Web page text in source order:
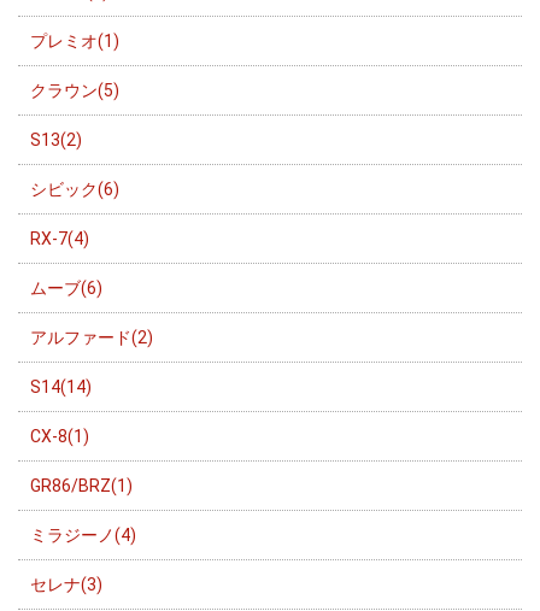
プレミオ(1)
クラウン(5)
S13(2)
シビック(6)
RX-7(4)
ムーブ(6)
アルファード(2)
S14(14)
CX-8(1)
GR86/BRZ(1)
ミラジーノ(4)
セレナ(3)